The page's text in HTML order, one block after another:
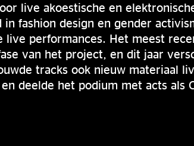
live akoestische en
fashion design en gender
performances. Het meest
van het project, en dit jaar
tracks ook nieuw materiaal
deelde het podium met acts als